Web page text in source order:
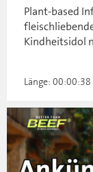
Plant-based
Kindheitsidol
Länge: 00:00:38